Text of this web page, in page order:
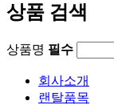
상품 검색
상품명 필수
회사소개
랜탈품목